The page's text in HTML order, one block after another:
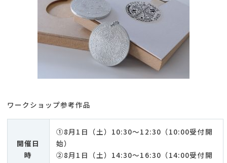
ワークショップ参考作品
開催日
時
①8月1日（土）10:30～12:30（10:00受付開
始）
②8月1日（土）14:30～16:30（14:00受付開